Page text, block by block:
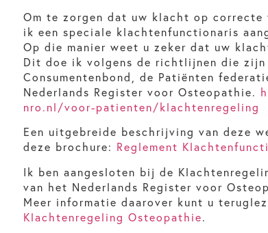
Om te zorgen dat uw klacht op
ik een speciale klachtenfunctionaris
Op die manier weet u zeker dat uw
Dit doe ik volgens de richtlijnen die zijn
Consumentenbond, de Patiënten
Nederlands Register voor Osteopathie.
nro.nl/voor-patienten/klachtenregeling
Een uitgebreide beschrijving van deze
deze brochure: Reglement
Ik ben aangesloten bij de
van het Nederlands Register voor
Meer informatie daarover kunt u
Klachtenregeling Osteopathie.